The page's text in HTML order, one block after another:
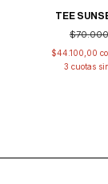
TEE
$44.100,00
3 cuotas